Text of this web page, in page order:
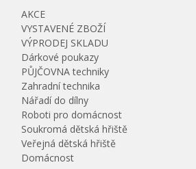
AKCE
VYSTAVENÉ ZBOŽÍ
VÝPRODEJ SKLADU
Dárkové poukazy
PŮJČOVNA techniky
Zahradní technika
Nářadí do dílny
Roboti pro domácnost
Soukromá dětská hřiště
Veřejná dětská hřiště
Domácnost